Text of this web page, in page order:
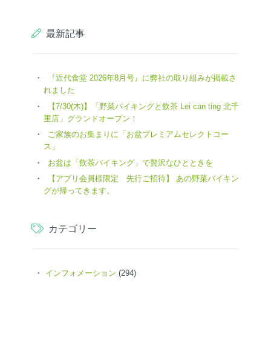
最新記事
『近代食堂 2026年8月号』に弊社の取り組みが掲載さ
れました
【7/30(木)】「野菜バイキングと飲茶 Lei can ting 北千
里店」グランドオープン！
ご家族のお集まりに「お盆プレミアムセレクトコー
ス」
お盆は「飲茶バイキング」で贅沢なひとときを
【アプリ会員様限定 先行ご招待】 あの野菜バイキン
グが帰ってきます。
カテゴリー
インフォメーション (294)